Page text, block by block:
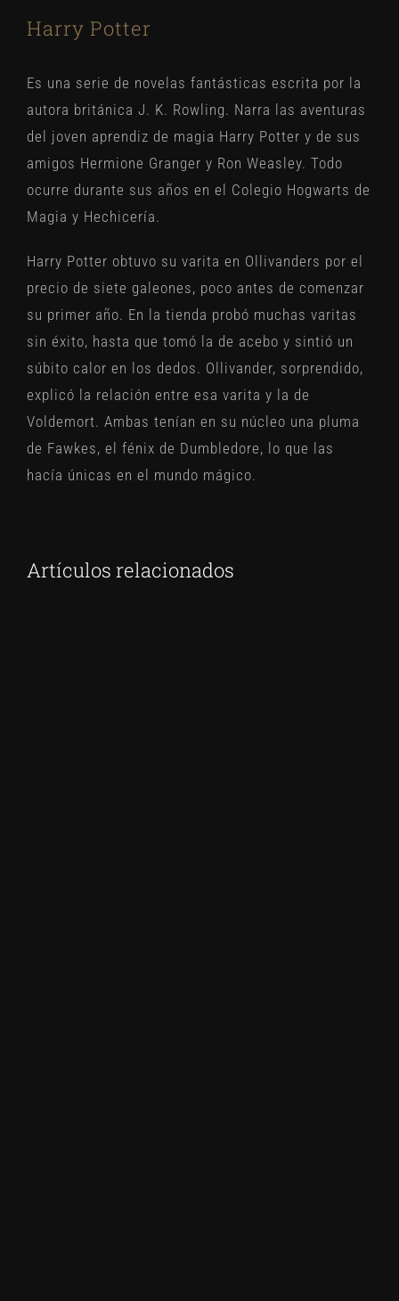
Harry Potter
Es una serie de novelas fantásticas escrita por la
autora británica J. K. Rowling. Narra las aventuras
del joven aprendiz de magia Harry Potter y de sus
amigos Hermione Granger y Ron Weasley. Todo
ocurre durante sus años en el Colegio Hogwarts de
Magia y Hechicería.
Harry Potter obtuvo su varita en Ollivanders por el
precio de siete galeones, poco antes de comenzar
su primer año. En la tienda probó muchas varitas
sin éxito, hasta que tomó la de acebo y sintió un
súbito calor en los dedos. Ollivander, sorprendido,
explicó la relación entre esa varita y la de
Voldemort. Ambas tenían en su núcleo una pluma
de Fawkes, el fénix de Dumbledore, lo que las
hacía únicas en el mundo mágico.
Artículos relacionados